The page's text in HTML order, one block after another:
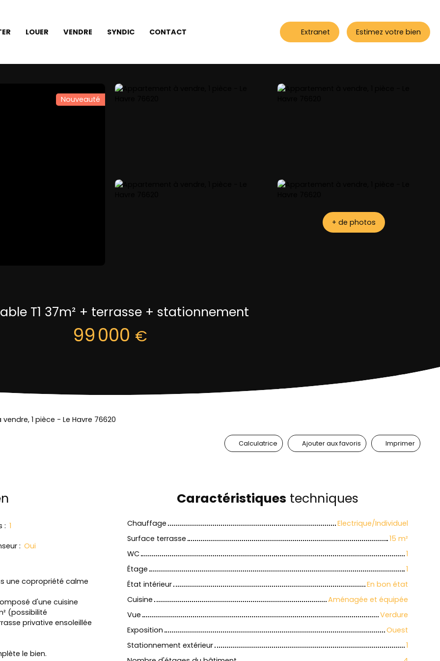
LOUER VENDRE SYNDIC CONTACT Extranet Estimez votre bien
Nouveauté
+ de photos
T1 37m² + terrasse + stationnement
99 000 €
1 pièce - Le Havre 76620
Calculatrice Ajouter aux favoris Imprimer
: 1
: Oui
une copropriété calme
d'une cuisine
(possibilité
privative ensoleillée
le bien.
Caractéristiques techniques
Chauffage
Electrique/Individuel
Surface terrasse
15 m²
WC
1
Étage
1
État intérieur
En bon état
Cuisine
Aménagée et équipée
Vue
Verdure
Exposition
Ouest
Stationnement extérieur
1